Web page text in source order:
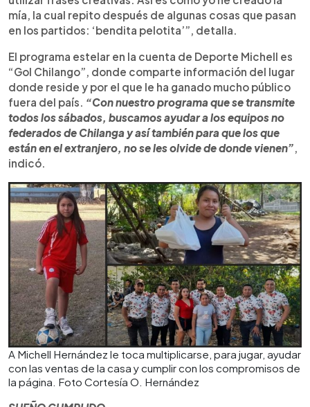
mía, la cual repito después de algunas cosas que pasan
en los partidos: ‘bendita pelotita’”, detalla.
El programa estelar en la cuenta de Deporte Michell es
“Gol Chilango”, donde comparte información del lugar
donde reside y por el que le ha ganado mucho público
fuera del país. “Con nuestro programa que se transmite
todos los sábados, buscamos ayudar a los equipos no
federados de Chilanga y así también para que los que
están en el extranjero, no se les olvide de donde vienen”,
indicó.
A Michell Hernández le toca multiplicarse, para jugar, ayudar
con las ventas de la casa y cumplir con los compromisos de
la página. Foto Cortesía O. Hernández